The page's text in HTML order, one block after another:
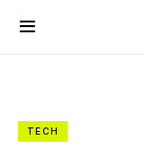
TECH